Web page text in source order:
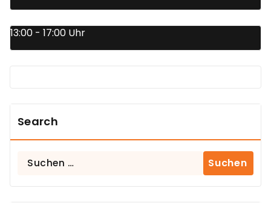
13:00 - 17:00 Uhr
Search
Suchen